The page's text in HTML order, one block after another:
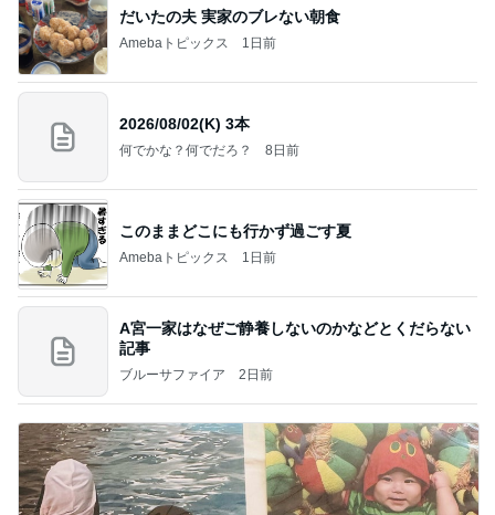
だいたの夫 実家のブレない朝食
Amebaトピックス 1日前
2026/08/02(K) 3本
何でかな？何でだろ？ 8日前
このままどこにも行かず過ごす夏
Amebaトピックス 1日前
A宮一家はなぜご静養しないのかなどとくだらない
記事
ブルーサファイア 2日前